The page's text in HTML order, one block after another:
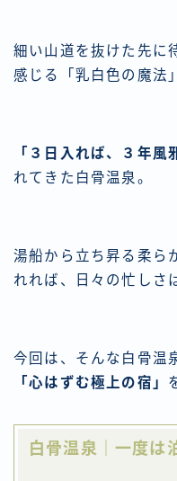
細い山道を抜けた先に
感じる「乳白色の魔法
「３日入れば、３年風
れてきた白骨温泉。
湯船から立ち昇る柔ら
れれば、日々の忙し
今回は、そんな白骨温
「心はずむ極上の宿」
白骨温泉｜一度は